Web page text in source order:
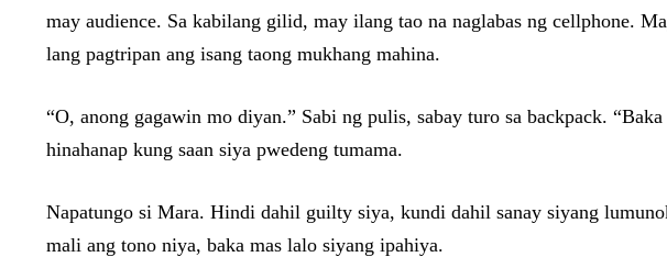
may audience. Sa kabilang gilid, may ilang tao na naglabas ng cellphone.
lang pagtripan ang isang taong mukhang mahina.
“O, anong gagawin mo diyan.” Sabi ng pulis, sabay turo sa backpack.
hinahanap kung saan siya pwedeng tumama.
Napatungo si Mara. Hindi dahil guilty siya, kundi dahil sanay siyang
mali ang tono niya, baka mas lalo siyang ipahiya.